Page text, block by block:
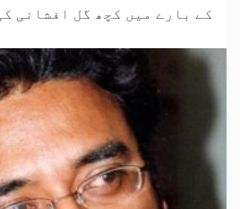
کے بارے میں کچھ گل افشانی